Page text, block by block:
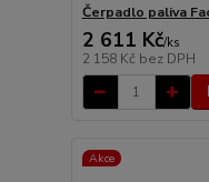
Čerpadlo paliva
2 611 Kč/ks
2 158 Kč bez DPH
Akce